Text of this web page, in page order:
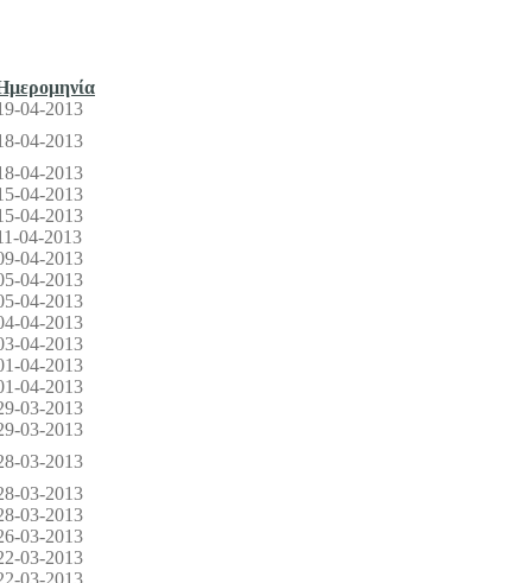
04-2013
04-2013
04-2013
04-2013
04-2013
04-2013
04-2013
04-2013
04-2013
04-2013
04-2013
04-2013
04-2013
03-2013
03-2013
03-2013
03-2013
03-2013
03-2013
03-2013
03-2013